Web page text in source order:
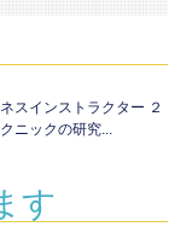
スインストラクター ２
ニックの研究...
す